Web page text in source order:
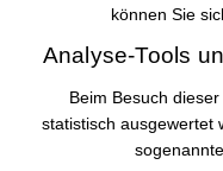
können Sie
Analyse-Tools
Beim Besuch
statistisch ausgewertet